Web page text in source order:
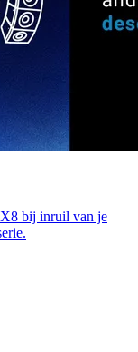
bij inruil van je